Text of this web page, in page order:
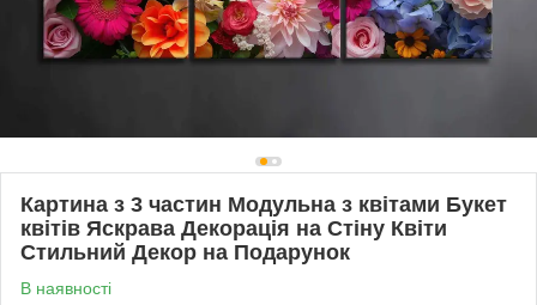
Картина з 3 частин Модульна з квітами Букет
квітів Яскрава Декорація на Стіну Квіти
Стильний Декор на Подарунок
В наявності